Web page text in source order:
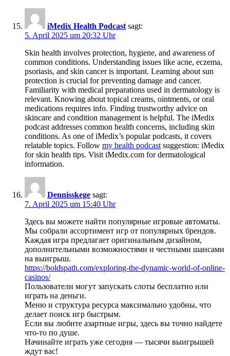
iMedix Health Podcast sagt:
5. April 2025 um 20:32 Uhr
Skin health involves protection, hygiene, and awareness of
common conditions. Understanding issues like acne, eczema,
psoriasis, and skin cancer is important. Learning about sun
protection is crucial for preventing damage and cancer.
Familiarity with medical preparations used in dermatology is
relevant. Knowing about topical creams, ointments, or oral
medications requires info. Finding trustworthy advice on
skincare and condition management is helpful. The iMedix
podcast addresses common health concerns, including skin
conditions. As one of iMedix’s popular podcasts, it covers
relatable topics. Follow my health podcast suggestion: iMedix
for skin health tips. Visit iMedix.com for dermatological
information.
Dennisskege sagt:
7. April 2025 um 15:40 Uhr
Здесь вы можете найти популярные игровые автоматы.
Мы собрали ассортимент игр от популярных брендов.
Каждая игра предлагает оригинальным дизайном,
дополнительными возможностями и честными шансами
на выигрыш.
https://boldspath.com/exploring-the-dynamic-world-of-online-
casinos/
Пользователи могут запускать слоты бесплатно или
играть на деньги.
Меню и структура ресурса максимально удобны, что
делает поиск игр быстрым.
Если вы любите азартные игры, здесь вы точно найдете
что-то по душе.
Начинайте играть уже сегодня — тысячи выигрышей
ждут вас!